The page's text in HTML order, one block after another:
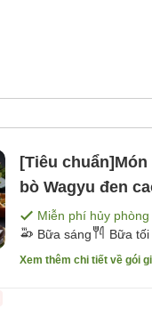
[Tiêu
bò Wagyu đen
＞ [Bữa sáng]
Miễn phí hủy phòng
Bữa sáng
Bữa tối
Xem thêm chi tiết về gói